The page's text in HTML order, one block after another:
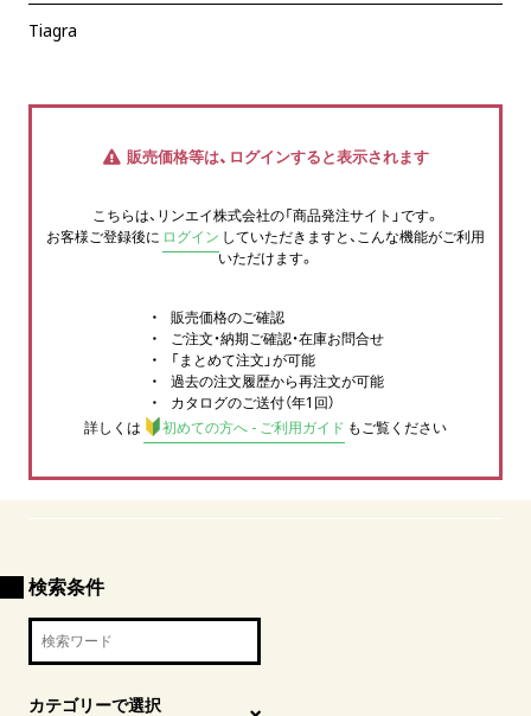
Tiagra
販売価格等は、ログインすると表示されます
こちらは、リンエイ株式会社の「商品発注サイト」です。
お客様ご登録後に ログイン していただきますと、こんな機能がご利用
いただけます。
販売価格のご確認
ご注文・納期ご確認・在庫お問合せ
「まとめて注文」が可能
過去の注文履歴から再注文が可能
カタログのご送付（年1回）
詳しくは
初めての方へ - ご利用ガイド もご覧ください
検索条件